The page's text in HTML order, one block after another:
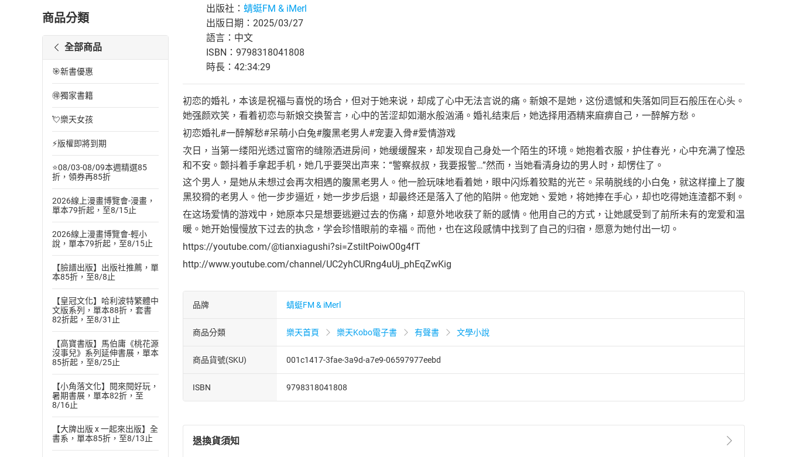
商品分類
全部商品
🎯新書優惠
🉐獨家書籍
💘樂天女孩
⚡版權即將到期
⭐08/03-08/09本週精選85
折，領券再85折
2026線上漫畫博覽會-漫畫，
單本79折起，至8/15止
2026線上漫畫博覽會-輕小
說，單本79折起，至8/15止
【臉譜出版】出版社推薦，單
本85折，至8/8止
【皇冠文化】哈利波特繁體中
文版系列，單本88折，套書
82折起，至8/31止
【高寶書版】馬伯庸《桃花源
沒事兒》系列延伸書展，單本
85折起，至8/25止
【小角落文化】閱來閱好玩，
暑期書展，單本82折，至
8/16止
【大牌出版 x 一起來出版】全
書系，單本85折，至8/13止
出版社： 蜻蜓FM & iMerl
出版日期：2025/03/27
語言：中文
ISBN：9798318041808
時長：42:34:29
初恋的婚礼，本该是祝福与喜悦的场合，但对于她来说，却成了心中无法言说的痛。新娘不是她，这份遗憾和失落如同巨石般压在心头。
她强颜欢笑，看着初恋与新娘交换誓言，心中的苦涩却如潮水般汹涌。婚礼结束后，她选择用酒精来麻痹自己，一醉解方愁。
初恋婚礼#一醉解愁#呆萌小白兔#腹黑老男人#宠妻入骨#爱情游戏
次日，当第一缕阳光透过窗帘的缝隙洒进房间，她缓缓醒来，却发现自己身处一个陌生的环境。她抱着衣服，护住春光，心中充满了惶恐
和不安。颤抖着手拿起手机，她几乎要哭出声来：“警察叔叔，我要报警…”然而，当她看清身边的男人时，却愣住了。
这个男人，是她从未想过会再次相遇的腹黑老男人。他一脸玩味地看着她，眼中闪烁着狡黠的光芒。呆萌脱线的小白兔，就这样撞上了腹
黑狡猾的老男人。他一步步逼近，她一步步后退，却最终还是落入了他的陷阱。他宠她、爱她，将她捧在手心，却也吃得她连渣都不剩。
在这场爱情的游戏中，她原本只是想要逃避过去的伤痛，却意外地收获了新的感情。他用自己的方式，让她感受到了前所未有的宠爱和温
暖。她开始慢慢放下过去的执念，学会珍惜眼前的幸福。而他，也在这段感情中找到了自己的归宿，愿意为她付出一切。
https://youtube.com/@tianxiagushi?si=ZstiltPoiwO0g4fT
http://www.youtube.com/channel/UC2yhCURng4uUj_phEqZwKig
品牌 蜻蜓FM & iMerl
商品分類 樂天首頁 樂天Kobo電子書 有聲書 文學小說
商品貨號(SKU) 001c1417-3fae-3a9d-a7e9-06597977eebd
ISBN 9798318041808
退換貨須知